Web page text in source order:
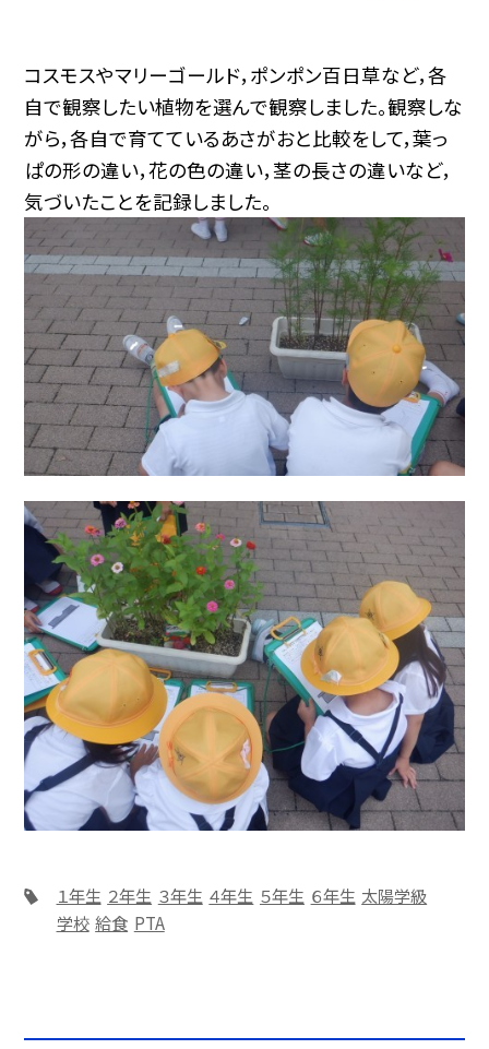
コスモスやマリーゴールド，ポンポン百日草など，各
自で観察したい植物を選んで観察しました。観察しな
がら，各自で育てているあさがおと比較をして，葉っ
ぱの形の違い，花の色の違い，茎の長さの違いなど，
気づいたことを記録しました。
１年生 ２年生 ３年生 ４年生 ５年生 ６年生 太陽学級
学校 給食 PTA